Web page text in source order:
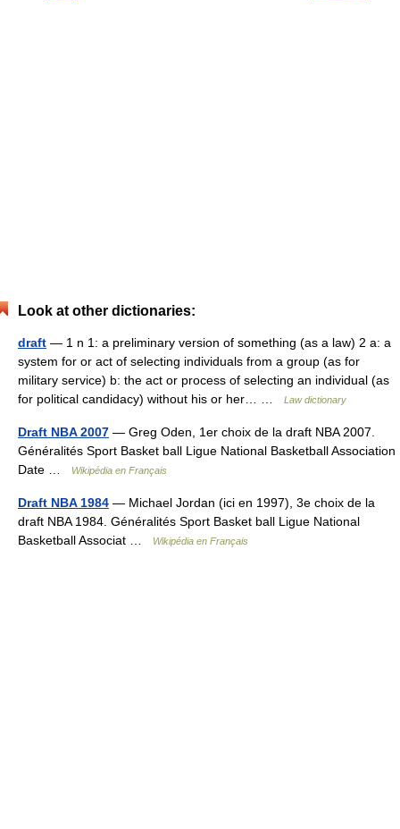
Look at other dictionaries:
draft — 1 n 1: a preliminary version of something (as a law) 2 a: a
system for or act of selecting individuals from a group (as for
military service) b: the act or process of selecting an individual (as
for political candidacy) without his or her… …
Law dictionary
Draft NBA 2007 — Greg Oden, 1er choix de la draft NBA 2007.
Généralités Sport Basket ball Ligue National Basketball Association
Date …
Wikipédia en Français
Draft NBA 1984 — Michael Jordan (ici en 1997), 3e choix de la
draft NBA 1984. Généralités Sport Basket ball Ligue National
Basketball Associat …
Wikipédia en Français